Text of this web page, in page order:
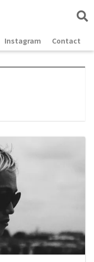
Instagram Contact